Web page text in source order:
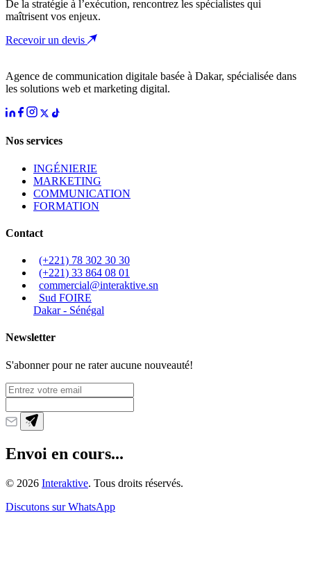
De la stratégie à l’exécution, rencontrez les spécialistes qui
maîtrisent vos enjeux.
Recevoir un devis
Agence de communication digitale basée à Dakar, spécialisée dans
les solutions web et marketing digital.
Nos services
INGÉNIERIE
MARKETING
COMMUNICATION
FORMATION
Contact
(+221) 78 302 30 30
(+221) 33 864 08 01
commercial@interaktive.sn
Sud FOIRE
Dakar - Sénégal
Newsletter
S'abonner pour ne rater aucune nouveauté!
Envoi en cours...
© 2026 Interaktive. Tous droits réservés.
Discutons sur WhatsApp